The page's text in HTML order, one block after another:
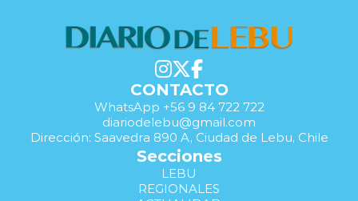
CONTACTO
WhatsApp +56 9 84 722 722
diariodelebu@gmail.com
Dirección: Saavedra 890 A, Ciudad de Lebu, Chile
Secciones
LEBU
REGIONALES